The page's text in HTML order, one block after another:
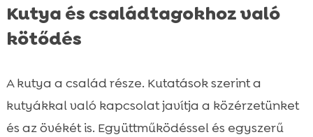
Kutya és családtagokhoz való
kötődés
A kutya a család része. Kutatások szerint a
kutyákkal való kapcsolat javítja a közérzetünket
és az övékét is. Együttműködéssel és egyszerű